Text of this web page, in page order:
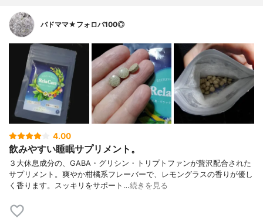
バドママ★フォロバ100◎
4.00
飲みやすい睡眠サプリメント。
３大休息成分の、GABA・グリシン・トリプトファンが贅沢配合された
サプリメント。爽やか柑橘系フレーバーで、レモングラスの香りが優し
く香ります。スッキリをサポート…続きを見る